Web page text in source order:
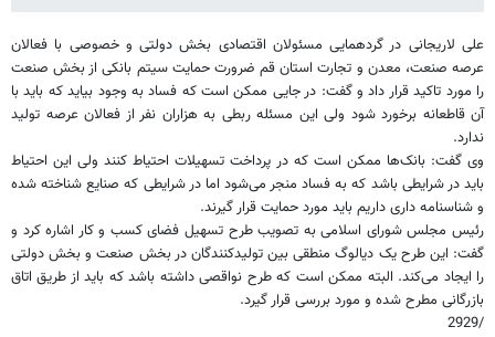
علی لاریجانی در گردهمایی مسئولان اقتصادی بخش دولتی و خصوصی با فعالان
عرصه صنعت، معدن و تجارت استان قم ضرورت حمایت سیتم بانکی از بخش صنعت
را مورد تاکید قرار داد و گفت: در جایی ممکن است که فساد به وجود بیاید که باید با
آن قاطعانه برخورد شود ولی این مسئله ربطی به هزاران نفر از فعالان عرصه تولید
ندارد.
وی گفت: بانک‌ها ممکن است که در پرداخت تسهیلات احتیاط کنند ولی این احتیاط
باید در شرایطی باشد که به فساد منجر می‌شود اما در شرایطی که صنایع شناخته شده
و شناسنامه داری داریم باید مورد حمایت قرار گیرند.
رئیس مجلس شورای اسلامی به تصویب طرح تسهیل فضای کسب و کار اشاره کرد و
گفت: این طرح یک دیالوگ منطقی بین تولیدکنندگان در بخش صنعت و بخش دولتی
را ایجاد می‌کند. البته ممکن است که طرح نواقصی داشته باشد که باید از طریق اتاق
بازرگانی مطرح شده و مورد بررسی قرار گیرد.
/2929